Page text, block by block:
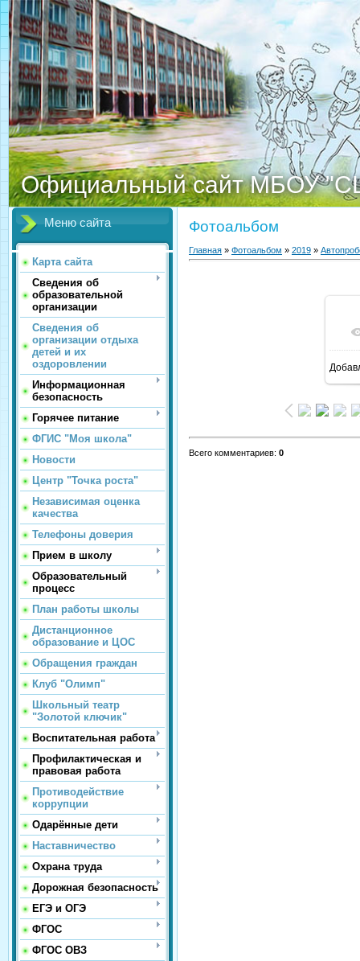
Официальный сайт МБОУ
Меню сайта
Карта сайта
Сведения об
образовательной
организации
Сведения об
организации отдыха
детей и их
оздоровлении
Информационная
безопасность
Горячее питание
ФГИС "Моя школа"
Новости
Центр "Точка роста"
Независимая оценка
качества
Телефоны доверия
Прием в школу
Образовательный
процесс
План работы школы
Дистанционное
образование и ЦОС
Обращения граждан
Клуб "Олимп"
Школьный театр
"Золотой ключик"
Воспитательная работа
Профилактическая и
правовая работа
Противодействие
коррупции
Одарённые дети
Наставничество
Охрана труда
Дорожная безопасность
ЕГЭ и ОГЭ
ФГОС
ФГОС ОВЗ
Фотоальбом
Главная » Фотоальбом » 2019 »
Всего комментариев: 0